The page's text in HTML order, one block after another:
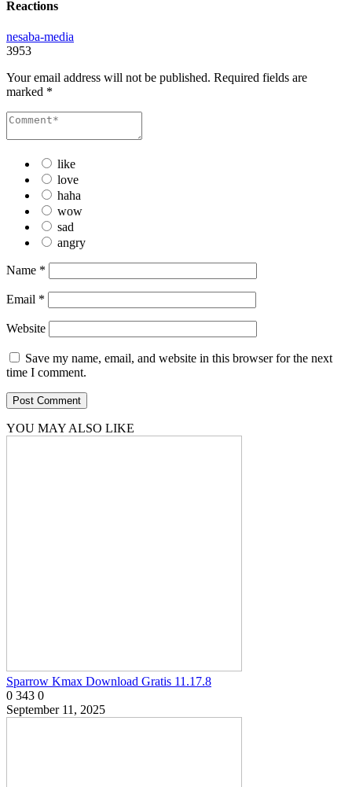
Reactions
nesaba-media
3953
Your email address will not be published. Required fields are
marked *
like
love
haha
wow
sad
angry
Name *
Email *
Website
Save my name, email, and website in this browser for the next
time I comment.
YOU MAY ALSO LIKE
Sparrow Kmax Download Gratis 11.17.8
0 343 0
September 11, 2025